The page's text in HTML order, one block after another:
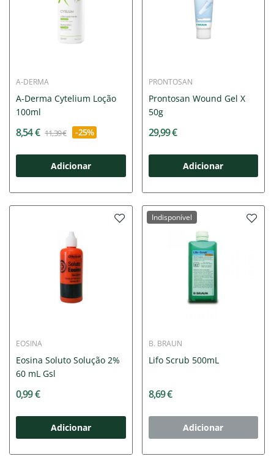
A-DERMA
A-Derma Cytelium Loção
100ml
8,54 € 11,39 € -25%
Adicionar
PRONTOSAN
Prontosan Wound Gel X
50g
29,99 €
Adicionar
EOSINA
Eosina Soluto Solução 2%
60 mL Gsl
0,99 €
Adicionar
Indisponível
B. BRAUN
Lifo Scrub 500mL
8,69 €
Adicionar